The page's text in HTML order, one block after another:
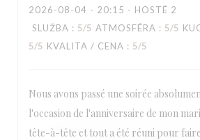
2026-08-04 - 20:15 - HOSTÉ 2
SLUŽBA : 5/5 ATMOSFÉRA : 5/5
5/5 KVALITA / CENA : 5/5
Nous avons passé une soirée
l'occasion de l'anniversaire de mon
tête-à-tête et tout a été réuni pour